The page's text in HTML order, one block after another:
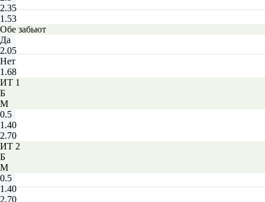
2.35
1.53
Обе забьют
Да
2.05
Нет
1.68
ИТ 1
Б
М
0.5
1.40
2.70
ИТ 2
Б
М
0.5
1.40
2.70